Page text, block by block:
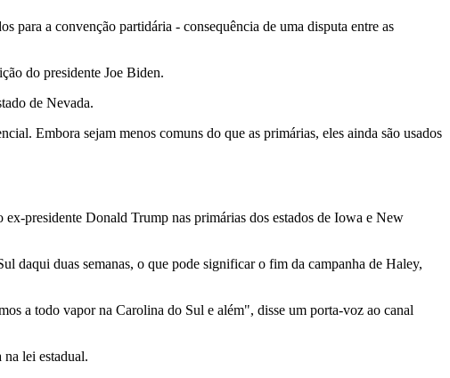
para a convenção partidária - consequência de uma disputa entre as
do presidente Joe Biden.
de Nevada.
Embora sejam menos comuns do que as primárias, eles ainda são usados
presidente Donald Trump nas primárias dos estados de Iowa e New
daqui duas semanas, o que pode significar o fim da campanha de Haley,
a todo vapor na Carolina do Sul e além", disse um porta-voz ao canal
lei estadual.